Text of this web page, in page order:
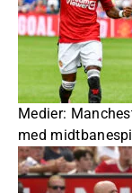
Medier:
med